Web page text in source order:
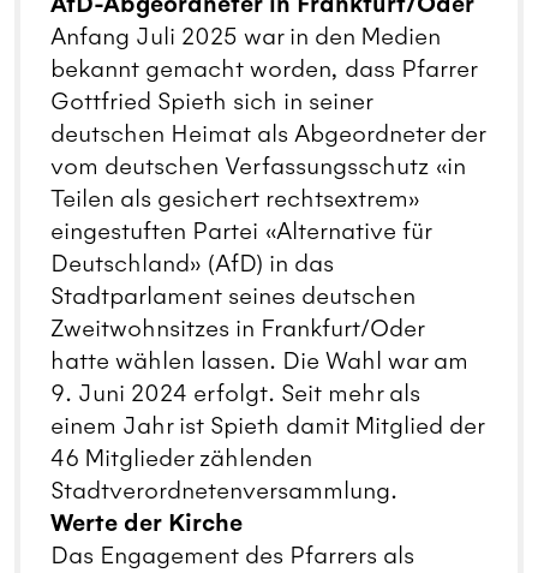
Anfang Juli 2025 war in den Medien
bekannt gemacht worden, dass Pfarrer
Gottfried Spieth sich in seiner
deutschen Heimat als Abgeordneter der
vom deutschen Verfassungsschutz «in
Teilen als gesichert rechtsextrem»
eingestuften Partei «Alternative für
Deutschland» (AfD) in das
Stadtparlament seines deutschen
Zweitwohnsitzes in Frankfurt/Oder
hatte wählen lassen. Die Wahl war am
9. Juni 2024 erfolgt. Seit mehr als
einem Jahr ist Spieth damit Mitglied der
46 Mitglieder zählenden
Stadtverordnetenversammlung.
Werte der Kirche
Das Engagement des Pfarrers als